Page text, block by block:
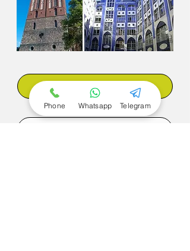
Reserva ahora
Phone Whatsapp Telegram